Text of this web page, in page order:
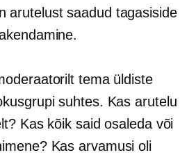
arutelust saadud tagasiside
tema üldiste
suhtes. Kas arutelu
Kas kõik said osaleda või
Kas arvamusi oli